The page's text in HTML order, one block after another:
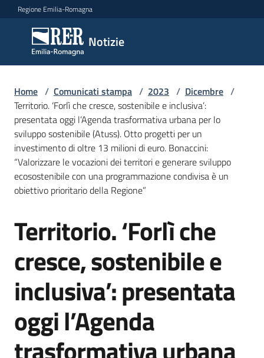
Vai al contenuto
Vai alla navigazione
Vai al footer
Regione Emilia-Romagna
Notizie
Notizie
Comunicati
stampa
Menu selezionato
Cerca
un
comunicato
Risorse
Agenzia
di
informazione
e
comunicazione
Home / Comunicati stampa / 2023 / Dicembre /
Territorio. ‘Forlì che cresce, sostenibile e inclusiva’:
presentata oggi l’Agenda trasformativa urbana per lo
sviluppo sostenibile (Atuss). Otto progetti per un
investimento di oltre 13 milioni di euro. Bonaccini:
“Valorizzare le vocazioni dei territori e generare sviluppo
ecosostenibile con una programmazione condivisa è un
obiettivo prioritario della Regione”
Salta al contenuto
Territorio. ‘Forlì che
cresce, sostenibile e
inclusiva’: presentata
oggi l’Agenda